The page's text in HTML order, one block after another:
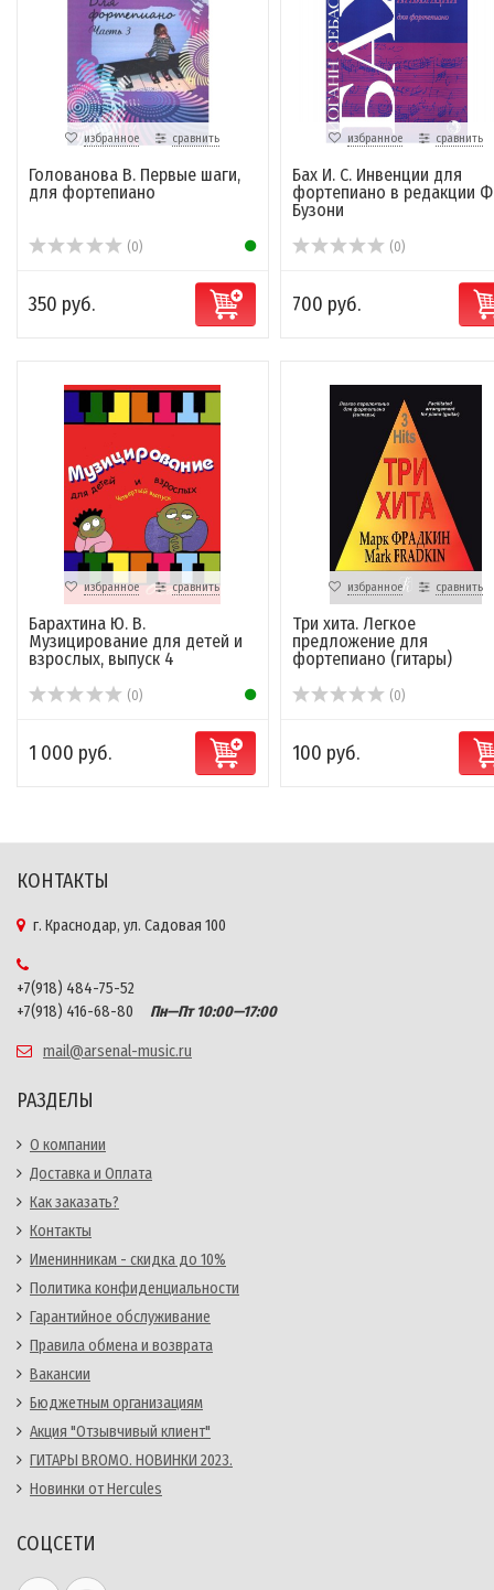
избранное сравнить
Голованова В. Первые шаги,
для фортепиано
(0)
350 руб.
избранное сравнить
Бах И. С. Инвенции для
фортепиано в редакции
Бузони
(0)
700 руб.
избранное сравнить
Барахтина Ю. В.
Музицирование для детей и
взрослых, выпуск 4
(0)
1 000 руб.
избранное сравнить
Три хита. Легкое
предложение для
фортепиано (гитары)
(0)
100 руб.
КОНТАКТЫ
г. Краснодар, ул. Садовая 100
+7(918) 484-75-52
+7(918) 416-68-80
Пн—Пт 10:00—17:00
mail@arsenal-music.ru
РАЗДЕЛЫ
О компании
Доставка и Оплата
Как заказать?
Контакты
Именинникам - скидка до 10%
Политика конфиденциальности
Гарантийное обслуживание
Правила обмена и возврата
Вакансии
Бюджетным организациям
Акция "Отзывчивый клиент"
ГИТАРЫ BROMO. НОВИНКИ 2023.
Новинки от Hercules
СОЦСЕТИ